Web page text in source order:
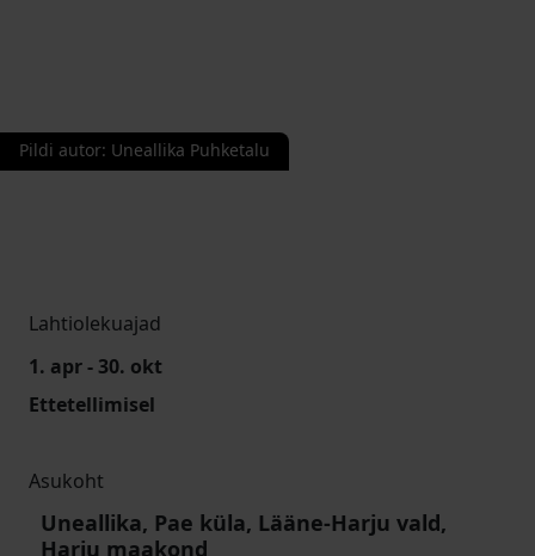
Pildi autor: Uneallika Puhketalu
Lahtiolekuajad
1. apr - 30. okt
Ettetellimisel
Asukoht
Uneallika, Pae küla, Lääne-Harju vald,
Harju maakond